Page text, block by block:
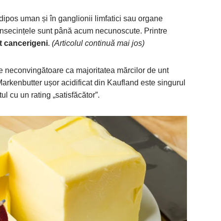
uman și în ganglionii limfatici sau organe
sunt până acum necunoscute. Printre
cancerigeni. (Articolul continuă mai jos)
neconvingătoare ca majoritatea mărcilor de unt
ușor acidificat din Kaufland este singurul
cu un rating „satisfăcător”.